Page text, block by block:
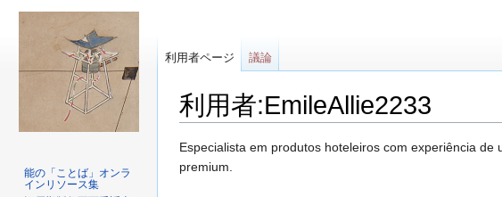
利用者:EmileAllie2233
ナ
ビ
検
索
Especialista em produtos hoteleiros com experiência
premium.
利用者ページ 議論
能の「ことば」オンラ
インリソース集